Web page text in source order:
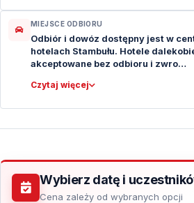
MIEJSCE ODBIORU
Odbiór i dowóz dostępny jest w
hotelach Stambułu. Hotele
akceptowane bez odbioru i zwro…
Czytaj więcej
Wybierz datę i
Cena zależy od wybranych opcji